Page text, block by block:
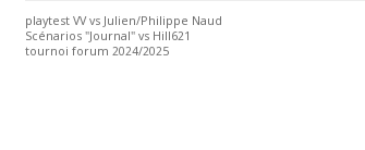
playtest VV vs Julien/Philippe Naud
Scénarios "Journal" vs Hill621
tournoi forum 2024/2025